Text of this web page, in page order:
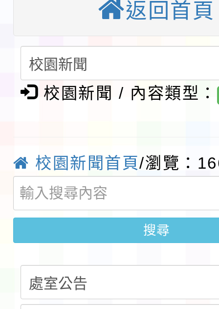
「桃園市補助參觀特色
展演活動實施計畫」
請一案
教育部校安中心白海豚
報
淨零綠領人才培育課程
檢送桃園市115學年度
函轉國家通訊傳播委員
鎮韌性（防空）演習－
速演練執行計畫」
「115年金融知識線上
法」
本校115學年度第1學
第3次招考代課鐘點教
告(不再辦理後續甄選)
檢送「桃園市115學年
賽實施要點」1份
本市「115學年度學生
程安排一案
「桃園市補助參觀特色
返回首頁
校園新聞 / 內容類型：
校園新聞首頁/瀏覽：
搜尋